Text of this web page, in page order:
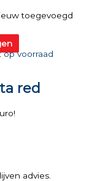
toegevoegd
op voorraad
red
advies.